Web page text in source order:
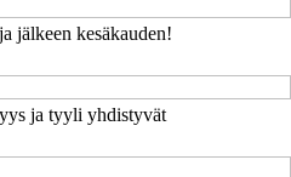
jälkeen kesäkauden!
ja tyyli yhdistyvät